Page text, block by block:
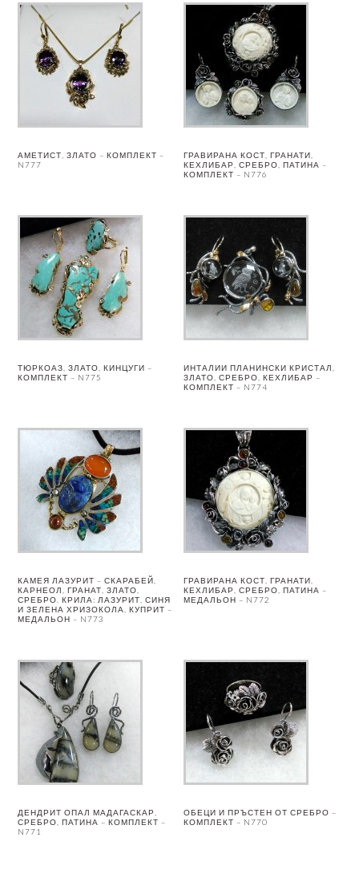
АМЕТИСТ, ЗЛАТО – КОМПЛЕКТ –
N777
ГРАВИРАНА КОСТ, ГРАНАТИ,
КЕХЛИБАР, СРЕБРО, ПАТИНА –
КОМПЛЕКТ – N776
ТЮРКОАЗ, ЗЛАТО, КИНЦУГИ –
КОМПЛЕКТ – N775
ИНТАЛИИ ПЛАНИНСКИ КРИСТАЛ,
ЗЛАТО, СРЕБРО, КЕХЛИБАР –
КОМПЛЕКТ – N774
КАМЕЯ ЛАЗУРИТ – СКАРАБЕЙ,
КАРНЕОЛ, ГРАНАТ, ЗЛАТО,
СРЕБРО. КРИЛА: ЛАЗУРИТ, СИНЯ
И ЗЕЛЕНА ХРИЗОКОЛА, КУПРИТ –
МЕДАЛЬОН – N773
ГРАВИРАНА КОСТ, ГРАНАТИ,
КЕХЛИБАР, СРЕБРО, ПАТИНА –
МЕДАЛЬОН – N772
ДЕНДРИТ ОПАЛ МАДАГАСКАР,
СРЕБРО, ПАТИНА – КОМПЛЕКТ –
N771
ОБЕЦИ И ПРЪСТЕН ОТ СРЕБРО –
КОМПЛЕКТ – N770